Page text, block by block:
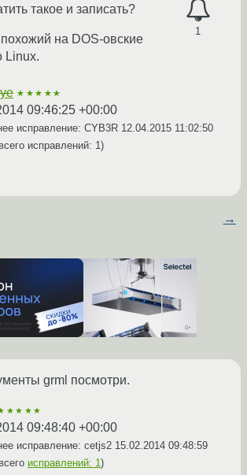
1
такое и записать?
на DOS-овские
Linux.
★★★★★
09:46:25 +00:00
исправление: CYB3R 12.04.2015 11:02:50
исправлений: 1)
→
grml посмотри.
09:48:40 +00:00
исправление: cetjs2 15.02.2014 09:48:59
исправлений: 1)